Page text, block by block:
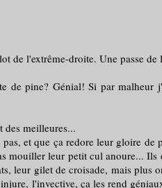
de l'extrême-droite. Une passe
pine? Génial! Si par malheur
meilleures...
et que ça redore leur gloire de
mouiller leur petit cul anoure...
leur gilet de croisade, mais plus
l'invective, ça les rend